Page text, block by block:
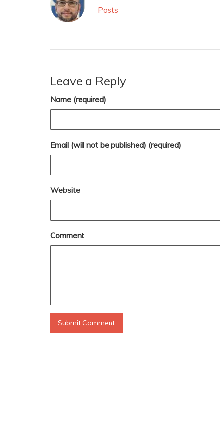
Posts
Leave a Reply
Name (required)
Email (will not be published) (required)
Website
Comment